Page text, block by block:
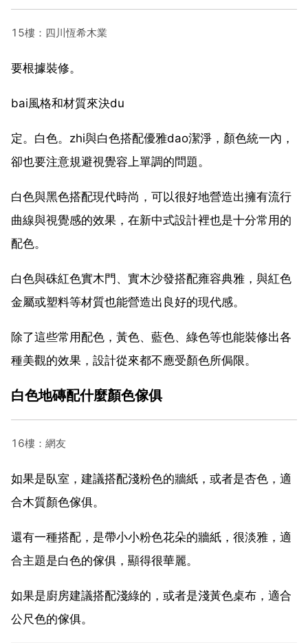
15樓：四川恆希木業
要根據裝修。
bai風格和材質來決du
定。白色。zhi與白色搭配優雅dao潔淨，顏色統一內，
卻也要注意規避視覺容上單調的問題。
白色與黑色搭配現代時尚，可以很好地營造出擁有流行
曲線與視覺感的效果，在新中式設計裡也是十分常用的
配色。
白色與硃紅色實木門、實木沙發搭配雍容典雅，與紅色
金屬或塑料等材質也能營造出良好的現代感。
除了這些常用配色，黃色、藍色、綠色等也能裝修出各
種美觀的效果，設計從來都不應受顏色所侷限。
白色地磚配什麼顏色傢俱
16樓：網友
如果是臥室，建議搭配淺粉色的牆紙，或者是杏色，適
合木質顏色傢俱。
還有一種搭配，是帶小小粉色花朵的牆紙，很淡雅，適
合主題是白色的傢俱，顯得很華麗。
如果是廚房建議搭配淺綠的，或者是淺黃色桌布，適合
公尺色的傢俱。